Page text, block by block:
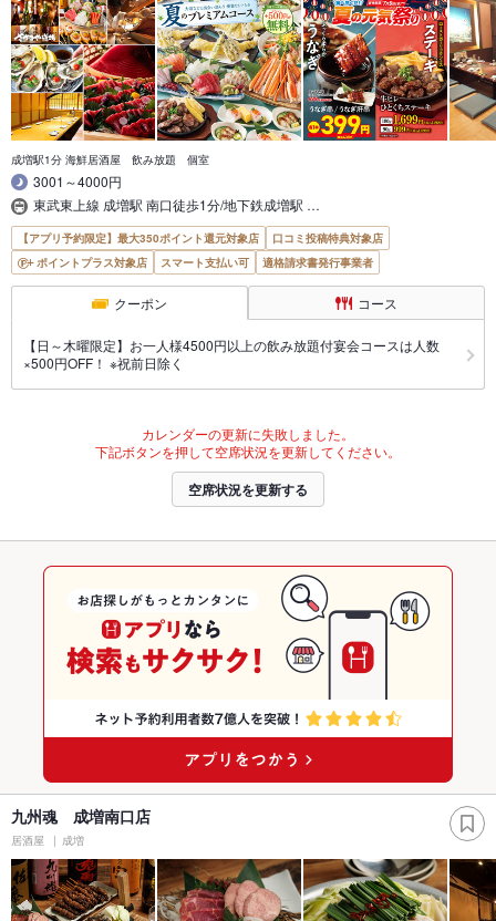
成増駅1分 海鮮居酒屋 飲み放題 個室
3001～4000円
東武東上線 成増駅 南口徒歩1分/地下鉄成増駅 …
【アプリ予約限定】最大350ポイント還元対象店
口コミ投稿特典対象店
ポイントプラス対象店
スマート支払い可 適格請求書発行事業者
クーポン コース
【日～木曜限定】お一人様4500円以上の飲み放題付宴会コースは人数
×500円OFF！ ※祝前日除く
カレンダーの更新に失敗しました。
下記ボタンを押して空席状況を更新してください。
空席状況を更新する
九州魂 成増南口店
居酒屋 成増